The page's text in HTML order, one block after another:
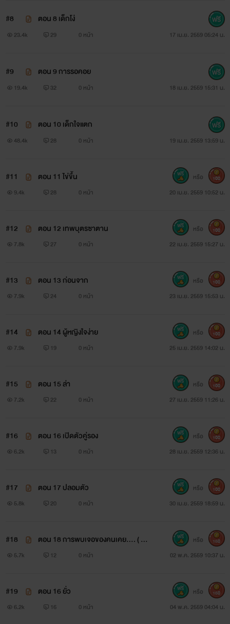
ผู้แต่งขออนุญาตนำภาพประกอบมาจาก Google นะคะ
#8 ตอน 8 เด็กโง่
23.4k 29 0 หน้า 17 เม.ย. 2559 05:24 น.
#9 ตอน 9 การรอคอย
19.4k 32 0 หน้า 18 เม.ย. 2559 15:31 น.
#10 ตอน 10 เด็กใจแตก
48.4k 28 0 หน้า 19 เม.ย. 2559 13:59 น.
#11 ตอน 11 ไข่ขึ้น
9.4k 28 0 หน้า 20 เม.ย. 2559 10:52 น.
หรือ 100
#12 ตอน 12 เทพบุตรซาตาน
7.8k 27 0 หน้า 22 เม.ย. 2559 15:27 น.
หรือ 100
#13 ตอน 13 ก่อนจาก
7.9k 24 0 หน้า 23 เม.ย. 2559 15:53 น.
หรือ 100
#14 ตอน 14 ผู้หญิงใจง่าย
7.9k 19 0 หน้า 25 เม.ย. 2559 14:02 น.
หรือ 100
#15 ตอน 15 ล่า
7.2k 22 0 หน้า 27 เม.ย. 2559 11:26 น.
หรือ 100
#16 ตอน 16 เปิดตัวคู่รอง
6.2k 13 0 หน้า 28 เม.ย. 2559 12:36 น.
หรือ 100
#17 ตอน 17 ปลอมตัว
5.8k 20 0 หน้า 30 เม.ย. 2559 18:59 น.
หรือ 100
#18
ตอน 18 การพบเจอของคนเคย.... ( คู่ร
อง )
5.7k 12 0 หน้า 02 พ.ค. 2559 10:37 น.
หรือ 150
#19 ตอน 16 ยั่ว
6.2k 16 0 หน้า 04 พ.ค. 2559 04:04 น.
หรือ 150